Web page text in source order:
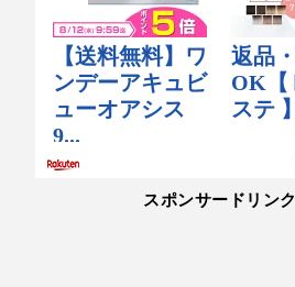
スポンサードリンク